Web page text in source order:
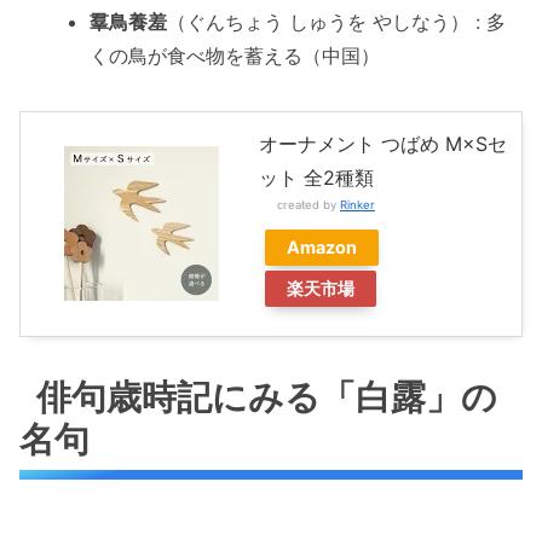
羣鳥養羞 （ぐんちょう しゅうを やしなう） : 多
くの鳥が食べ物を蓄える（中国）
オーナメント つばめ M×Sセ
ット 全2種類
created by Rinker
Amazon
楽天市場
俳句歳時記にみる「白露」の
名句